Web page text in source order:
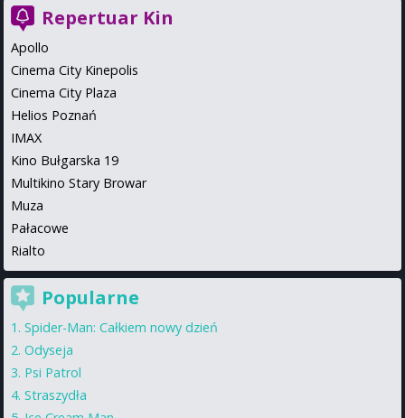
Repertuar Kin
Apollo
Cinema City Kinepolis
Cinema City Plaza
Helios Poznań
IMAX
Kino Bułgarska 19
Multikino Stary Browar
Muza
Pałacowe
Rialto
Popularne
Spider-Man: Całkiem nowy dzień
Odyseja
Psi Patrol
Straszydła